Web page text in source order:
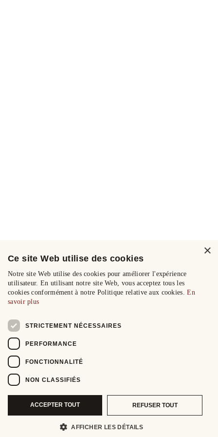
×
Ce site Web utilise des cookies
Notre site Web utilise des cookies pour améliorer l'expérience
utilisateur. En utilisant notre site Web, vous acceptez tous les
cookies conformément à notre Politique relative aux cookies.En
savoir plus
STRICTEMENT NÉCESSAIRES
PERFORMANCE
FONCTIONNALITÉ
NON CLASSIFIÉS
ACCEPTER TOUT REFUSER TOUT
AFFICHER LES DÉTAILS